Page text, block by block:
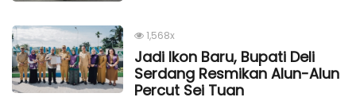
1,568x
Jadi Ikon Baru, Bupati Deli
Serdang Resmikan Alun-Alun
Percut Sei Tuan